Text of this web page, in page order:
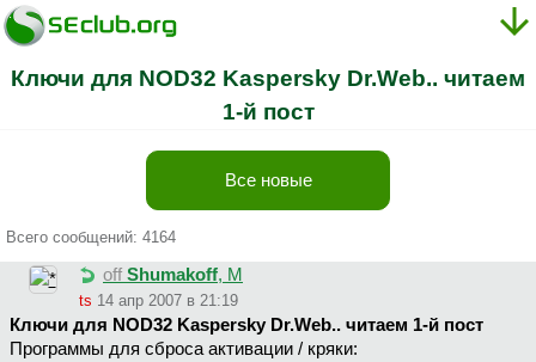
Ключи для NOD32 Kaspersky Dr.Web.. читаем
1-й пост
Все новые
Всего сообщений: 4164
off Shumakoff, М
ts 14 апр 2007 в 21:19
Ключи для NOD32 Kaspersky Dr.Web.. читаем 1-й пост
Программы для сброса активации / кряки: